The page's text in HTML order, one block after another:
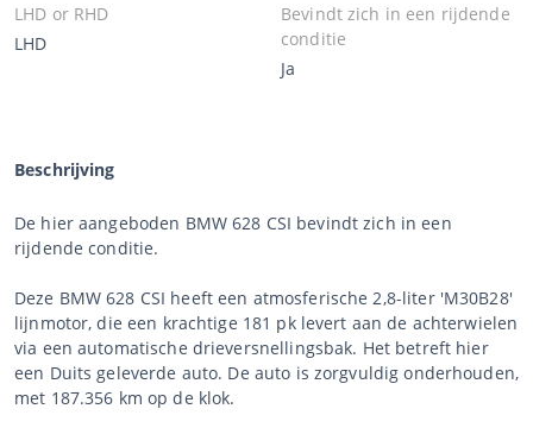
LHD or RHD
LHD
Bevindt zich in een rijdende
conditie
Ja
Beschrijving
De hier aangeboden BMW 628 CSI bevindt zich in een
rijdende conditie.
Deze BMW 628 CSI heeft een atmosferische 2,8-liter 'M30B28'
lijnmotor, die een krachtige 181 pk levert aan de achterwielen
via een automatische drieversnellingsbak. Het betreft hier
een Duits geleverde auto. De auto is zorgvuldig onderhouden,
met 187.356 km op de klok.